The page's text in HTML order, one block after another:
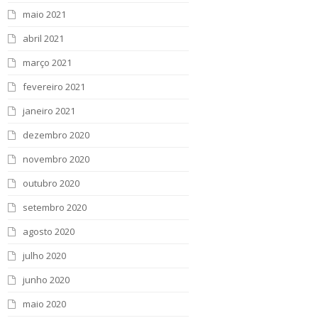
maio 2021
abril 2021
março 2021
fevereiro 2021
janeiro 2021
dezembro 2020
novembro 2020
outubro 2020
setembro 2020
agosto 2020
julho 2020
junho 2020
maio 2020